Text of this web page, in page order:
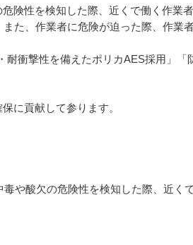
険性を検知した際、近くで働く作業
た、作業者に危険が迫った際、作業
衝撃性を備えたポリカAES採用」「
に貢献して参ります。
や酸欠の危険性を検知した際、近く